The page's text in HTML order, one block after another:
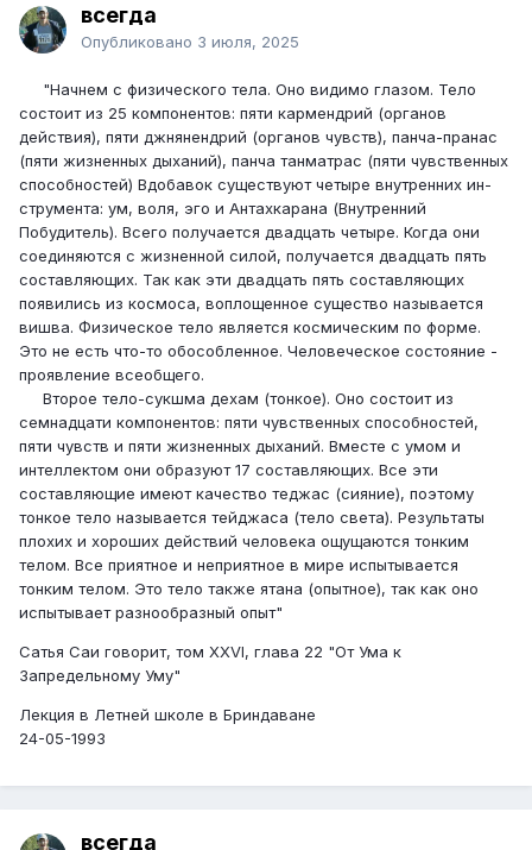
всегда
Опубликовано 3 июля, 2025
"Начнем с физического тела. Оно видимо глазом. Тело
состоит из 25 компонентов: пяти кармендрий (органов
действия), пяти джнянендрий (органов чувств), панча-пранас
(пяти жизненных дыханий), панча танматрас (пяти чувственных
способнос­тей) Вдобавок существуют четыре внутренних ин­
струмента: ум, воля, эго и Антахкарана (Внутрен­ний
Побудитель). Всего получается двадцать четыре. Когда они
соединяются с жизненной силой, получа­ется двадцать пять
составляющих. Так как эти двад­цать пять составляющих
появились из космоса, воп­лощенное существо называется
вишва. Физическое тело является космическим по форме.
Это не есть что-то обособленное. Человеческое состояние -
про­явление всеобщего.
Второе тело-сукшма дехам (тонкое). Оно состо­ит из
семнадцати компонентов: пяти чувственных способностей,
пяти чувств и пяти жизненных дыханий. Вместе с умом и
интеллектом они образу­ют 17 составляющих. Все эти
составляющие имеют качество теджас (сияние), поэтому
тонкое тело на­зывается тейджаса (тело света). Результаты
плохих и хороших действий человека ощущаются тонким
телом. Все приятное и неприятное в мире испытыва­ется
тонким телом. Это тело также ятана (опытное), так как оно
испытывает разнообразный опыт"
Сатья Саи говорит, том XXVI, глава 22 "От Ума к
Запредельному Уму"
Лекция в Летней школе в Бриндаване
24-05-1993
всегда